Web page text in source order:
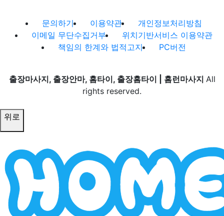
문의하기 이용약관
개인정보처리방침
이메일 무단수집거부
위치기반서비스 이용약관
책임의 한계와 법적고지
PC버전
출장마사지, 출장안마, 홈타이, 출장홈타이 | 홈런마사지 All
rights reserved.
위로